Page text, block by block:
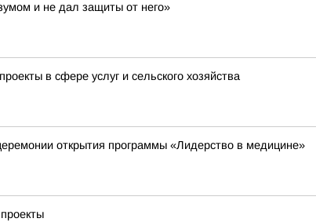
и не дал защиты от него»
в сфере услуг и сельского хозяйства
открытия программы «Лидерство в медицине»